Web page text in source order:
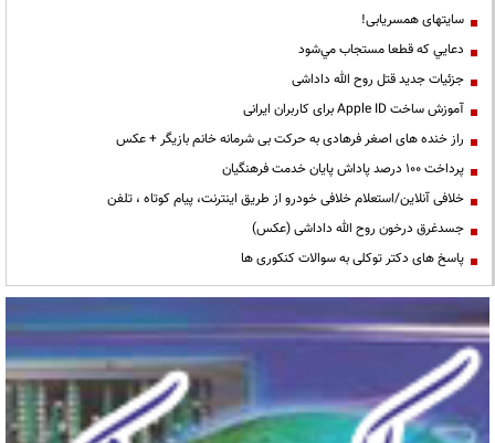
سایتهای همسریابی!
دعايي كه قطعا مستجاب مي‌شود
جزئیات جدید قتل روح الله داداشی
آموزش ساخت Apple ID برای کاربران ایرانی
راز خنده های اصغر فرهادی به حرکت بی شرمانه خانم بازیگر + عکس
پرداخت ۱۰۰ درصد پاداش پایان خدمت فرهنگیان
خلافی آنلاین/استعلام خلافی خودرو از طریق اینترنت، پیام کوتاه ، تلفن
جسدغرق درخون روح الله داداشی (عکس)
پاسخ های دکتر توکلی به سوالات کنکوری ها